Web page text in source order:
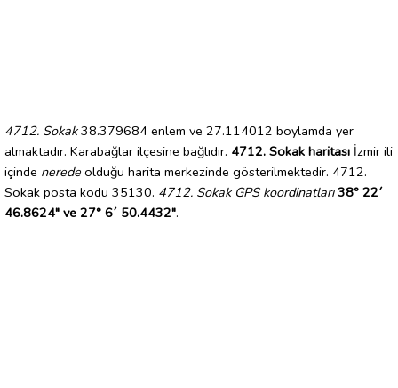
4712. Sokak38.379684 enlem ve 27.114012 boylamda yer
almaktadır. Karabağlar ilçesine bağlıdır. 4712. Sokak haritası İzmir ili
içinde nerede olduğu harita merkezinde gösterilmektedir. 4712.
Sokak posta kodu 35130. 4712. Sokak GPS koordinatları 38° 22´
46.8624" ve 27° 6´ 50.4432".